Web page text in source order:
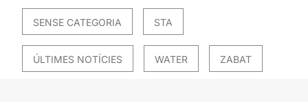
SENSE CATEGORIA STA
ÚLTIMES NOTÍCIES WATER ZABAT